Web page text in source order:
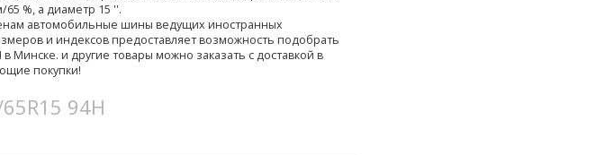
%, а диаметр 15 ''.
автомобильные шины ведущих иностранных
и индексов предоставляет возможность подобрать
Минске. и другие товары можно заказать с доставкой в
покупки!
94H